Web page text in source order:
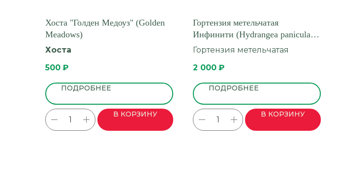
Хоста "Голден Медоуз" (Golden
Meadows)
Хоста
500 ₽
ПОДРОБНЕЕ
В КОРЗИНУ
Гортензия метельчатая
Инфинити (Hydrangea paniculata
Infinity)
Гортензия метельчатая
2 000 ₽
ПОДРОБНЕЕ
В КОРЗИНУ